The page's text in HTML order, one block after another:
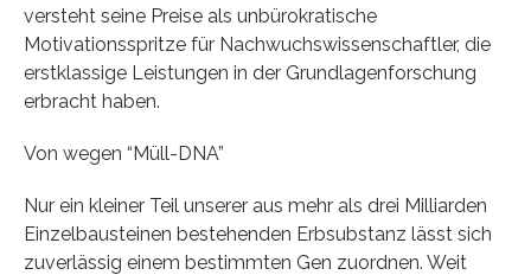
versteht seine Preise als unbürokratische
Motivationsspritze für Nachwuchswissenschaftler, die
erstklassige Leistungen in der Grundlagenforschung
erbracht haben.
Von wegen “Müll-DNA”
Nur ein kleiner Teil unserer aus mehr als drei Milliarden
Einzelbausteinen bestehenden Erbsubstanz lässt sich
zuverlässig einem bestimmten Gen zuordnen. Weit